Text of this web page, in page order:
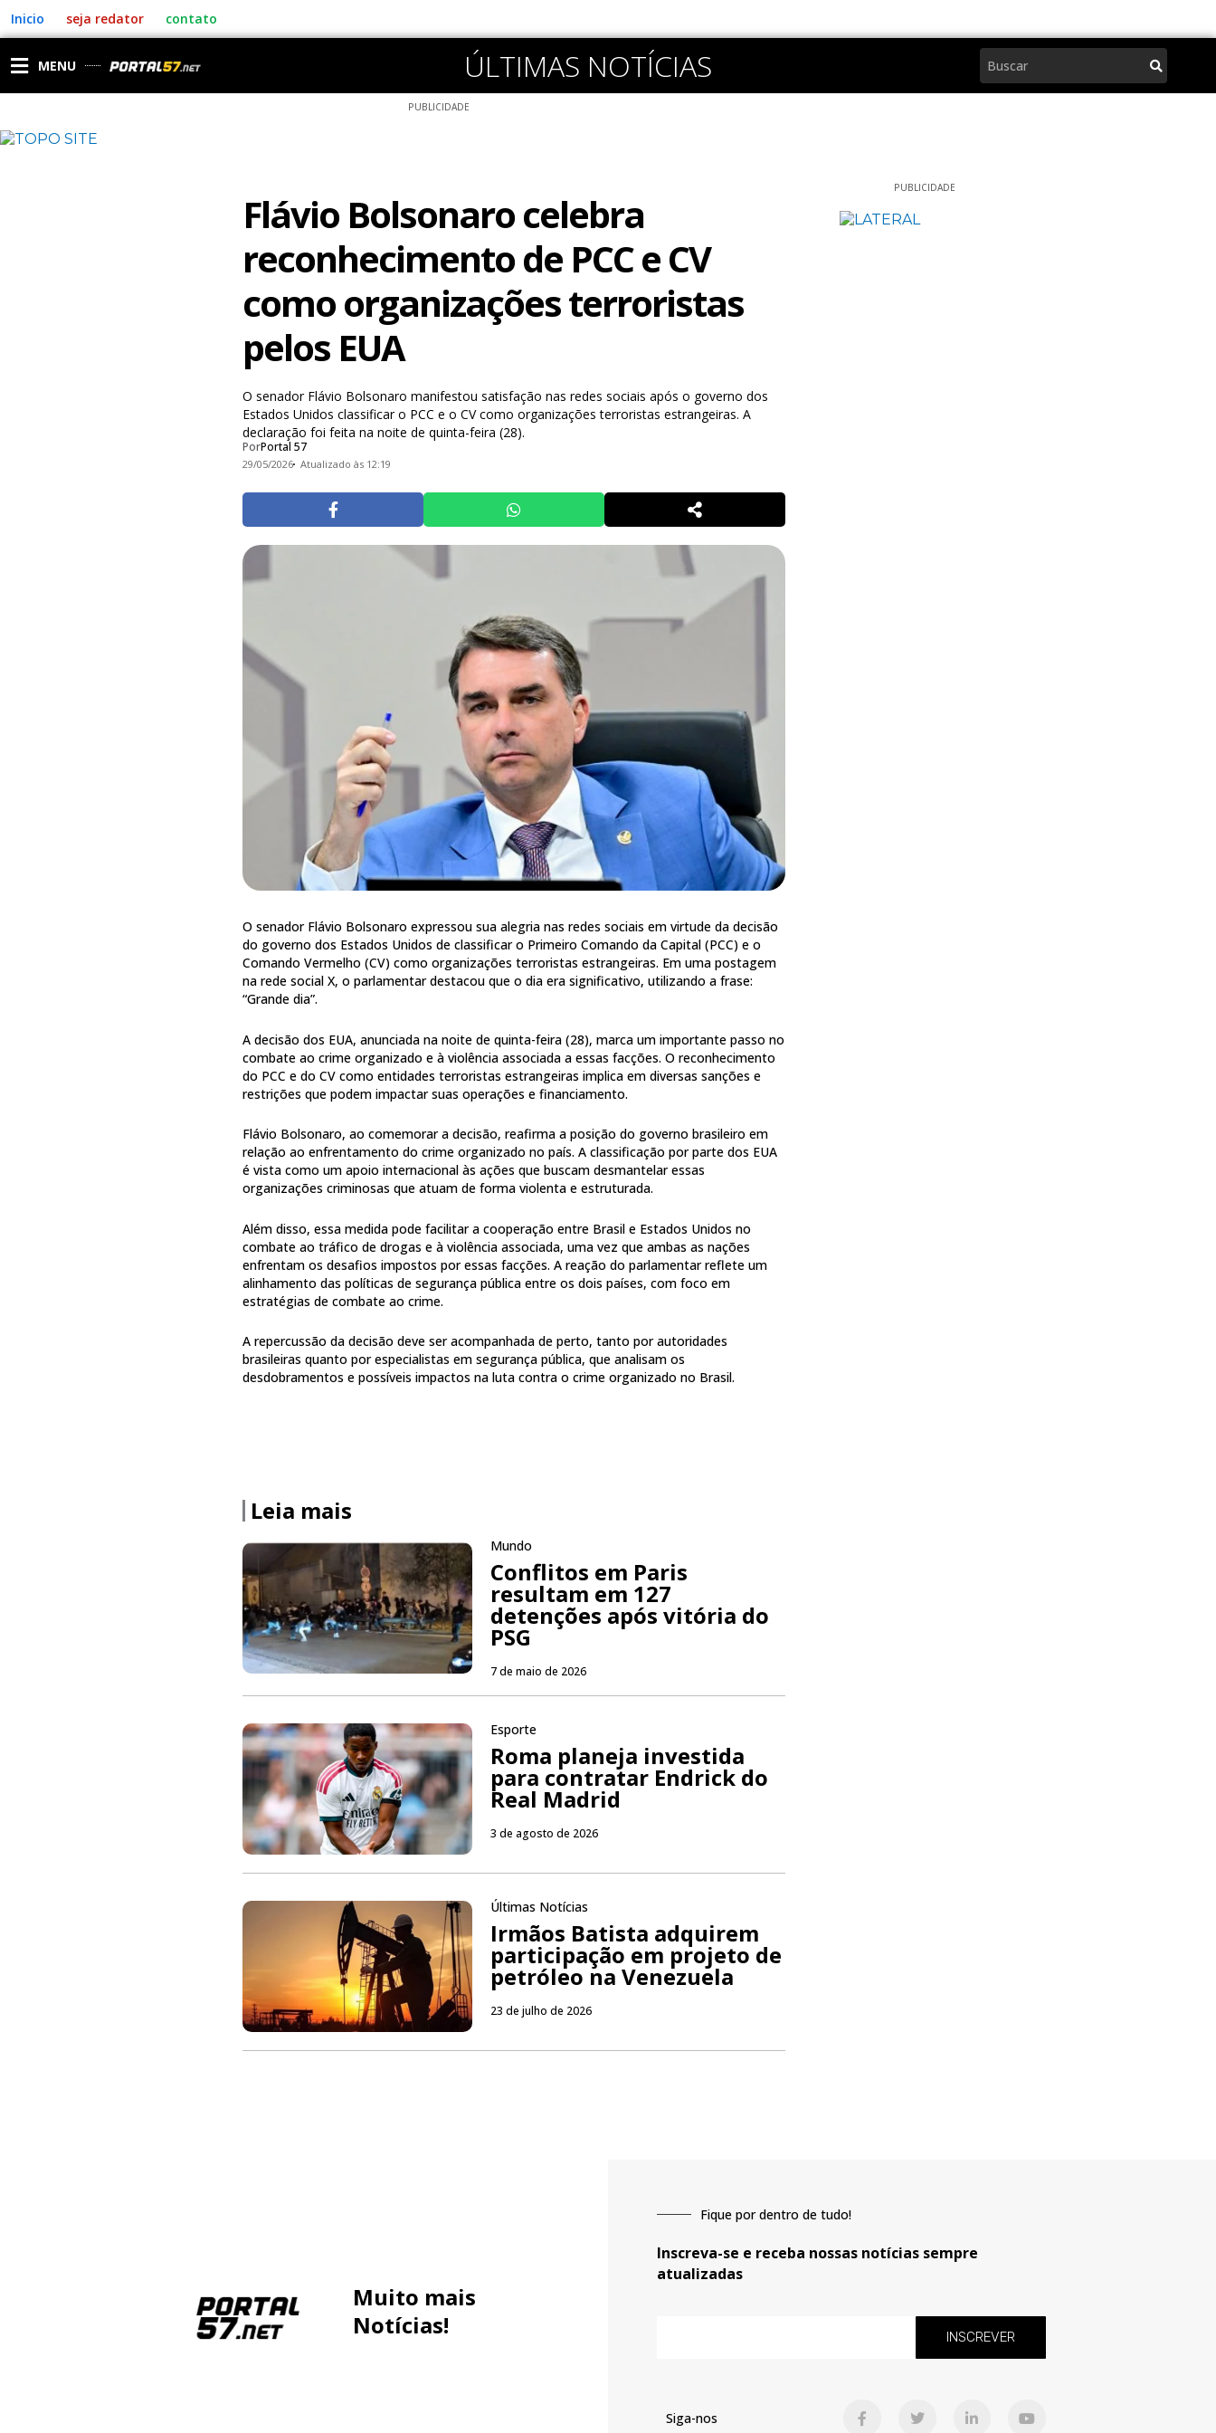
para
o
conteúdo
Inicio seja redator contato
MENU ÚLTIMAS NOTÍCIAS Pesquisar
PUBLICIDADE
Flávio Bolsonaro celebra
reconhecimento de PCC e CV
como organizações terroristas
pelos EUA
O senador Flávio Bolsonaro manifestou satisfação nas redes sociais após o governo dos
Estados Unidos classificar o PCC e o CV como organizações terroristas estrangeiras. A
declaração foi feita na noite de quinta-feira (28).
PorPortal 57
29/05/2026 Atualizado às 12:19
O senador Flávio Bolsonaro expressou sua alegria nas redes sociais em virtude da decisão
do governo dos Estados Unidos de classificar o Primeiro Comando da Capital (PCC) e o
Comando Vermelho (CV) como organizações terroristas estrangeiras. Em uma postagem
na rede social X, o parlamentar destacou que o dia era significativo, utilizando a frase:
“Grande dia”.
A decisão dos EUA, anunciada na noite de quinta-feira (28), marca um importante passo no
combate ao crime organizado e à violência associada a essas facções. O reconhecimento
do PCC e do CV como entidades terroristas estrangeiras implica em diversas sanções e
restrições que podem impactar suas operações e financiamento.
Flávio Bolsonaro, ao comemorar a decisão, reafirma a posição do governo brasileiro em
relação ao enfrentamento do crime organizado no país. A classificação por parte dos EUA
é vista como um apoio internacional às ações que buscam desmantelar essas
organizações criminosas que atuam de forma violenta e estruturada.
Além disso, essa medida pode facilitar a cooperação entre Brasil e Estados Unidos no
combate ao tráfico de drogas e à violência associada, uma vez que ambas as nações
enfrentam os desafios impostos por essas facções. A reação do parlamentar reflete um
alinhamento das políticas de segurança pública entre os dois países, com foco em
estratégias de combate ao crime.
A repercussão da decisão deve ser acompanhada de perto, tanto por autoridades
brasileiras quanto por especialistas em segurança pública, que analisam os
desdobramentos e possíveis impactos na luta contra o crime organizado no Brasil.
Leia mais
Mundo
Conflitos em Paris
resultam em 127
detenções após vitória do
PSG
7 de maio de 2026
Esporte
Roma planeja investida
para contratar Endrick do
Real Madrid
3 de agosto de 2026
Últimas Notícias
Irmãos Batista adquirem
participação em projeto de
petróleo na Venezuela
23 de julho de 2026
PUBLICIDADE
Muito mais
Notícias!
Fique por dentro de tudo!
Inscreva-se e receba nossas notícias sempre
atualizadas
INSCREVER
Siga-nos
a
w
i
o